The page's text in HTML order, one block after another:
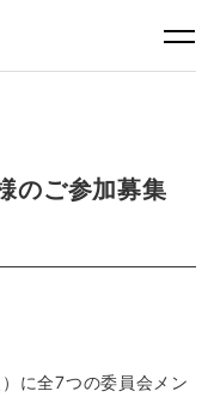
のご参加募集
に全7つの委員会メン